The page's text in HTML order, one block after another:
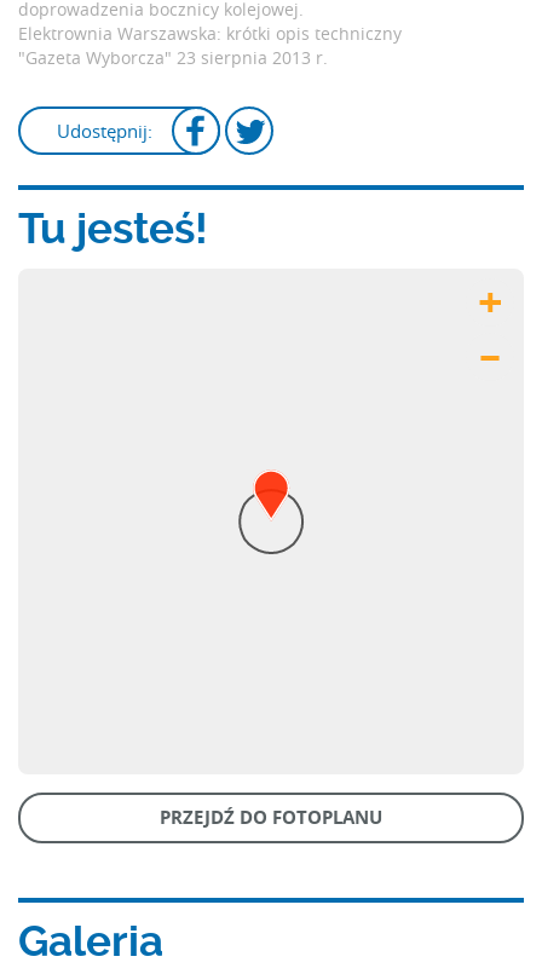
doprowadzenia bocznicy kolejowej.
Elektrownia Warszawska: krótki opis techniczny
"Gazeta Wyborcza" 23 sierpnia 2013 r.
Udostępnij:
Tu jesteś!
+
–
PRZEJDŹ DO FOTOPLANU
Galeria